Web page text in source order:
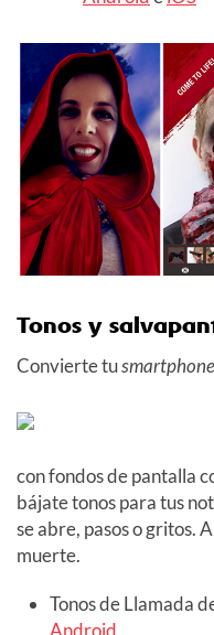
Tonos y
Convierte tusmartphone
con fondos de pantalla
bájate tonos para tus
se abre, pasos o gritos.
muerte.
Tonos de Llamada